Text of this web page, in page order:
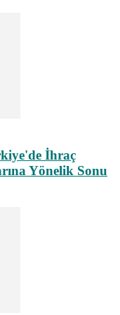
İhraç
Yönelik Sonu